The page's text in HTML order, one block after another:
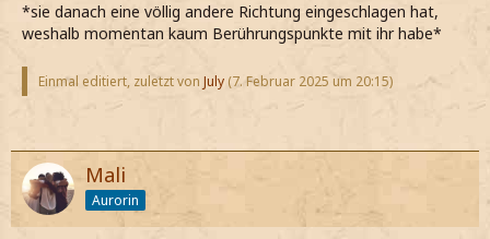
*sie danach eine völlig andere Richtung eingeschlagen hat,
weshalb momentan kaum Berührungspunkte mit ihr habe*
Einmal editiert, zuletzt von July (7. Februar 2025 um 20:15)
Mali
Aurorin